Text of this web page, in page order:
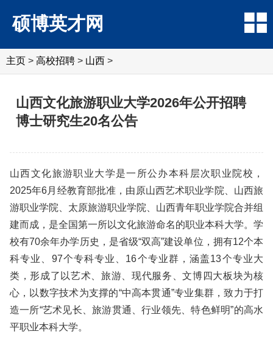
硕博英才网
主页 > 高校招聘 > 山西 >
山西文化旅游职业大学2026年公开招聘
博士研究生20名公告
山西文化旅游职业大学是一所公办本科层次职业院校，
2025年6月经教育部批准，由原山西艺术职业学院、山西旅
游职业学院、太原旅游职业学院、山西青年职业学院合并组
建而成，是全国第一所以文化旅游命名的职业本科大学。学
校有70余年办学历史，是省级“双高”建设单位，拥有12个本
科专业、97个专科专业、16个专业群，涵盖13个专业大
类，形成了以艺术、旅游、现代服务、文博四大板块为核
心，以数字技术为支撑的“中高本贯通”专业集群，致力于打
造一所“艺术见长、旅游贯通、行业领先、特色鲜明”的高水
平职业本科大学。